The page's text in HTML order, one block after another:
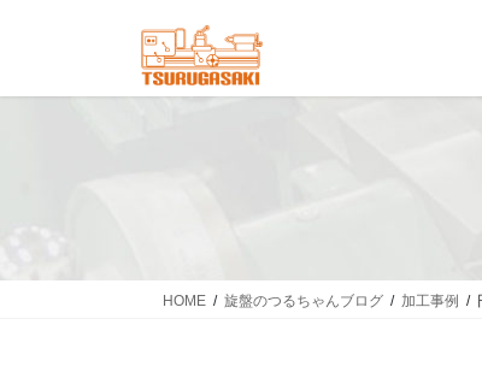
ン
ー
HOME 旋盤のつるちゃんブログ 加工事例